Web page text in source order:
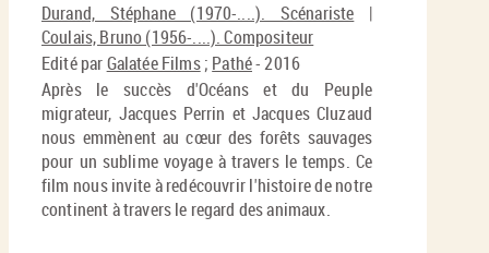
Durand, Stéphane (1970-....). Scénariste |
Coulais, Bruno (1956-....). Compositeur
Edité parGalatée Films; Pathé- 2016
Après le succès d'Océans et du Peuple
migrateur, Jacques Perrin et Jacques Cluzaud
nous emmènent au cœur des forêts sauvages
pour un sublime voyage à travers le temps. Ce
film nous invite à redécouvrir l'histoire de notre
continent à travers le regard des animaux.